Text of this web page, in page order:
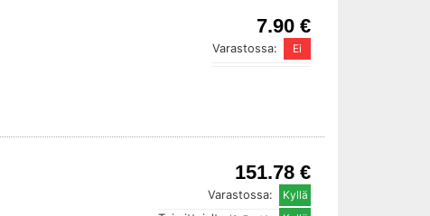
7.90 €
Varastossa:
151.78 €
Varastossa: